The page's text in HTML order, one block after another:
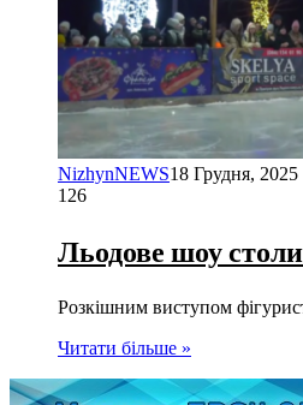
NizhynNEWS18 Грудня, 2025
126
Льодове шоу
Розкішним виступом
Читати більше »